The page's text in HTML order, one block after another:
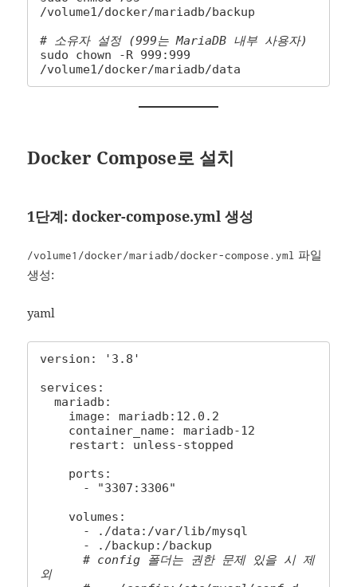
/volume1/docker/mariadb/backup
# 소유자 설정 (999는 MariaDB 내부 사용자)
sudo chown -R 999:999
/volume1/docker/mariadb/data
Docker Compose로 설치
1단계: docker-compose.yml 생성
/volume1/docker/mariadb/docker-compose.yml 파일
생성:
yaml
version: '3.8'
services:
  mariadb:
# config 폴더는 권한 문제 있을 시 제
외